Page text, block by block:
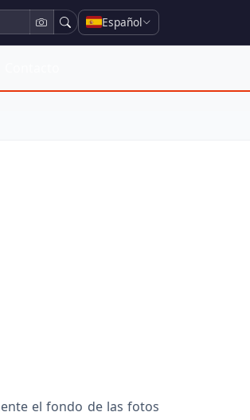
Español
el fondo de las fotos